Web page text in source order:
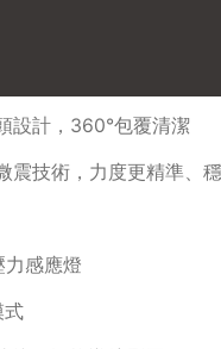
設計，360°包覆清潔
震技術，力度更精準、穩
力感應燈
式